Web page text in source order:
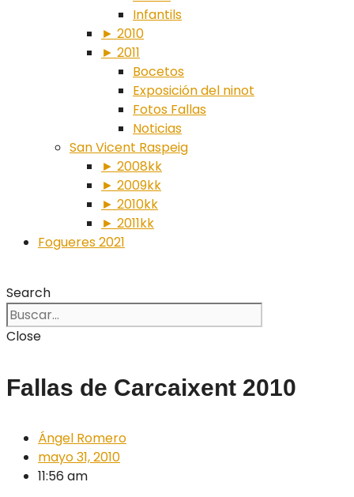
Infantils
► 2010
► 2011
Bocetos
Exposición del ninot
Fotos Fallas
Noticias
San Vicent Raspeig
► 2008kk
► 2009kk
► 2010kk
► 2011kk
Fogueres 2021
Search
Close
Fallas de Carcaixent 2010
Ángel Romero
mayo 31, 2010
11:56 am